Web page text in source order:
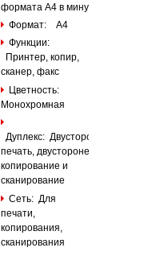
формата А4 в минуту
Формат: А4
Функции:
Принтер, копир,
сканер, факс
Цветность:
Монохромная
Дуплекс: Двусторонняя
печать, двусторонее
копирование и
сканирование
Сеть: Для
печати,
копирования,
сканирования